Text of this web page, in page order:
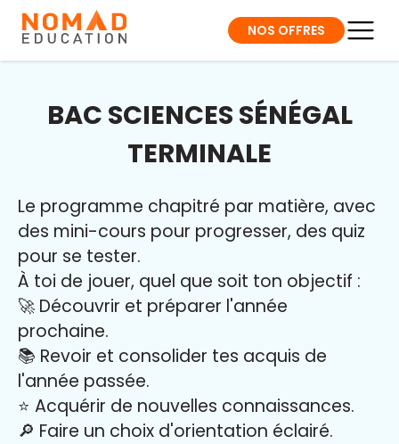
NOS OFFRES
BAC SCIENCES SÉNÉGAL
TERMINALE
Le programme chapitré par matière, avec
des mini-cours pour progresser, des quiz
pour se tester.
À toi de jouer, quel que soit ton objectif :
🚀 Découvrir et préparer l'année
prochaine.
📚 Revoir et consolider tes acquis de
l'année passée.
⭐️ Acquérir de nouvelles connaissances.
🔎 Faire un choix d'orientation éclairé.